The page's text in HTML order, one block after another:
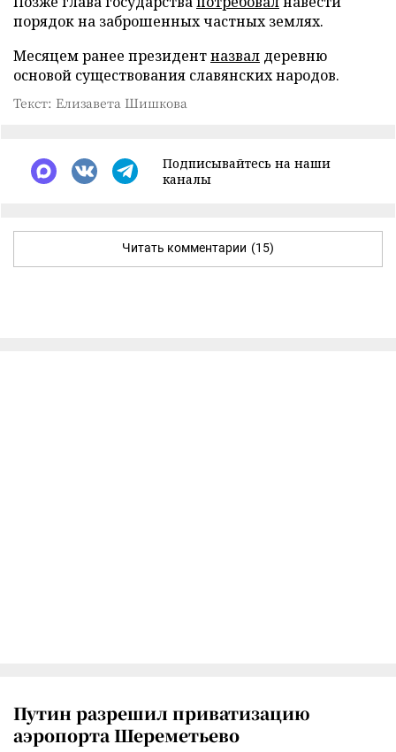
порядок на заброшенных частных землях.
Месяцем ранее президентназвал деревню
основой существования славянских народов.
Текст: Елизавета Шишкова
Подписывайтесь на наши
каналы
Читать комментарии (15)
Путин разрешил приватизацию
аэропорта Шереметьево